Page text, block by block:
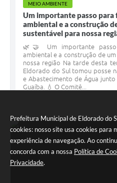
Prefeitura Municipal de Eldorado do
cookies: nosso site usa cookies para
experiência de navegação. Ao
concorda com a nossa Política de
Privacidade.
MEIO AMBIENTE
Um importante passo para
ambiental e a construção
sustentável para nossa
🌿🤝 Um importante
ambiental e a construção de
nossa região Na tarde desta
Eldorado do Sul tomou posse
e Abastecimento de Água
Guaíba. 💧 O Comitê...